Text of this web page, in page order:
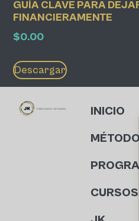
GUÍA CLAVE PARA
FINANCIERAMENTE
$0.00
Descargar
INICIO
MÉTODO
CURSOS